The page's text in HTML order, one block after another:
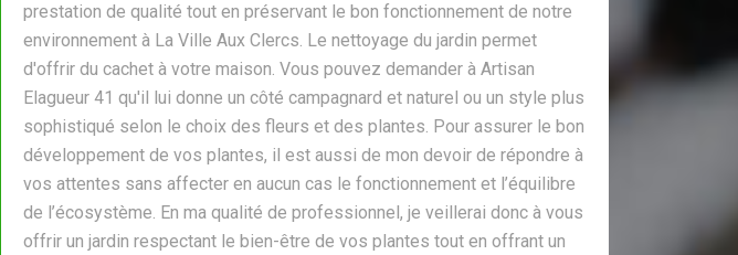
prestation de qualité tout en préservant le bon fonctionnement de notre
environnement à La Ville Aux Clercs. Le nettoyage du jardin permet
d'offrir du cachet à votre maison. Vous pouvez demander à Artisan
Elagueur 41 qu'il lui donne un côté campagnard et naturel ou un style plus
sophistiqué selon le choix des fleurs et des plantes. Pour assurer le bon
développement de vos plantes, il est aussi de mon devoir de répondre à
vos attentes sans affecter en aucun cas le fonctionnement et l’équilibre
de l’écosystème. En ma qualité de professionnel, je veillerai donc à vous
offrir un jardin respectant le bien-être de vos plantes tout en offrant un